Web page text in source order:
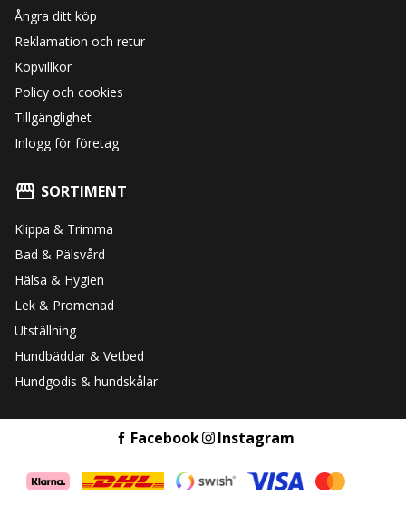
Ångra ditt köp
Reklamation och retur
Köpvillkor
Policy och cookies
Tillgänglighet
Inlogg för företag
SORTIMENT
Klippa & Trimma
Bad & Pälsvård
Hälsa & Hygien
Lek & Promenad
Utställning
Hundbäddar & Vetbed
Hundgodis & hundskålar
Facebook Instagram